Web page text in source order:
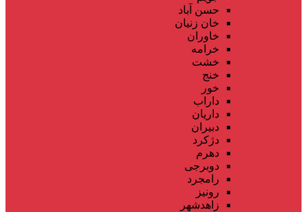
حسن آباد
خان زنیان
خاوران
خرامه
خشت
خنج
خور
داراب
داریان
دبیران
دژکرد
دهرم
دوبرجی
رامجرد
رونیز
زاهدشهر